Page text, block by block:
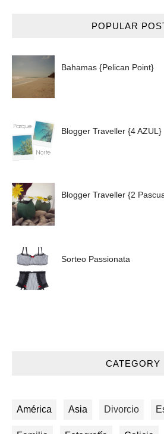
POPULAR
Bahamas {Pelican Point}
Blogger Traveller {4 AZUL}
Blogger Traveller {2
Sorteo Passionata
CATEGORY
América Asia Divorcio